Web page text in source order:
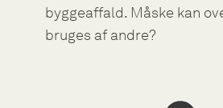
byggeaffald. Måske kan
bruges af andre?